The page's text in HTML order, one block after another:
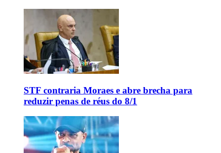
STF contraria Moraes e abre brecha para
reduzir penas de réus do 8/1